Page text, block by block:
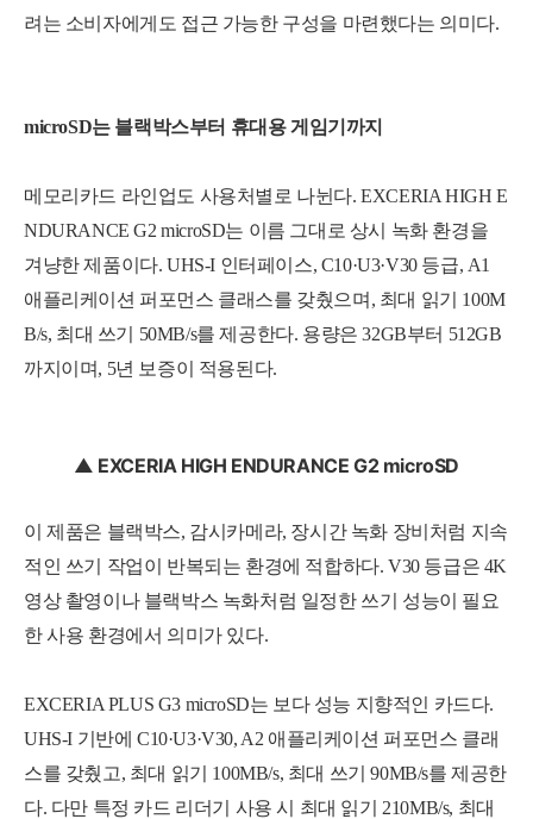
려는 소비자에게도 접근 가능한 구성을 마련했다는 의미다.
microSD는 블랙박스부터 휴대용 게임기까지
메모리카드 라인업도 사용처별로 나뉜다. EXCERIA HIGH E
NDURANCE G2 microSD는 이름 그대로 상시 녹화 환경을
겨냥한 제품이다. UHS-I 인터페이스, C10·U3·V30 등급, A1
애플리케이션 퍼포먼스 클래스를 갖췄으며, 최대 읽기 100M
B/s, 최대 쓰기 50MB/s를 제공한다. 용량은 32GB부터 512GB
까지이며, 5년 보증이 적용된다.
▲ EXCERIA HIGH ENDURANCE G2 microSD
이 제품은 블랙박스, 감시카메라, 장시간 녹화 장비처럼 지속
적인 쓰기 작업이 반복되는 환경에 적합하다. V30 등급은 4K
영상 촬영이나 블랙박스 녹화처럼 일정한 쓰기 성능이 필요
한 사용 환경에서 의미가 있다.
EXCERIA PLUS G3 microSD는 보다 성능 지향적인 카드다.
UHS-I 기반에 C10·U3·V30, A2 애플리케이션 퍼포먼스 클래
스를 갖췄고, 최대 읽기 100MB/s, 최대 쓰기 90MB/s를 제공한
다. 다만 특정 카드 리더기 사용 시 최대 읽기 210MB/s, 최대